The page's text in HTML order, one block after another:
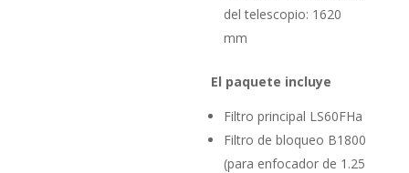
del telescopio: 1620
mm
El paquete incluye
Filtro principal LS60FHa
Filtro de bloqueo B1800
(para enfocador de 1.25